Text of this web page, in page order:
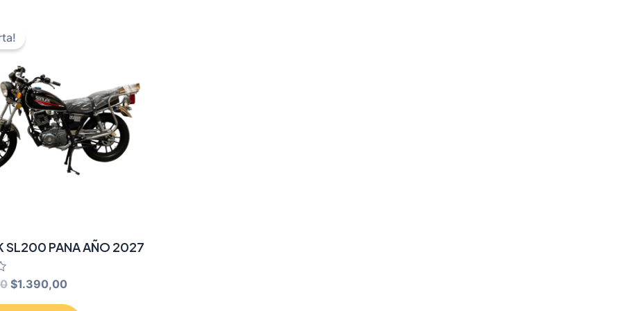
SL200 PANA AÑO 2027
Original
$1.390,00Current